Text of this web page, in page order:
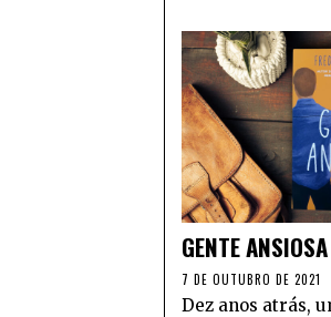
GENTE ANSIOSA
7 DE OUTUBRO DE 2021
Dez anos atrás,